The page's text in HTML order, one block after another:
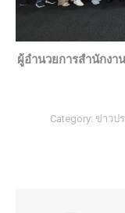
ผู้อำนวยการสำนักง
Category: ข่าวป